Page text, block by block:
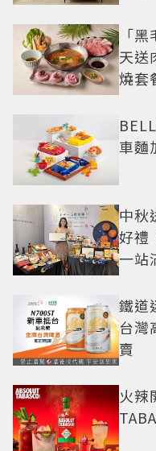
「
天送
燒套
車麵
中秋
好禮
一站
鐵道
台灣
賣
火辣